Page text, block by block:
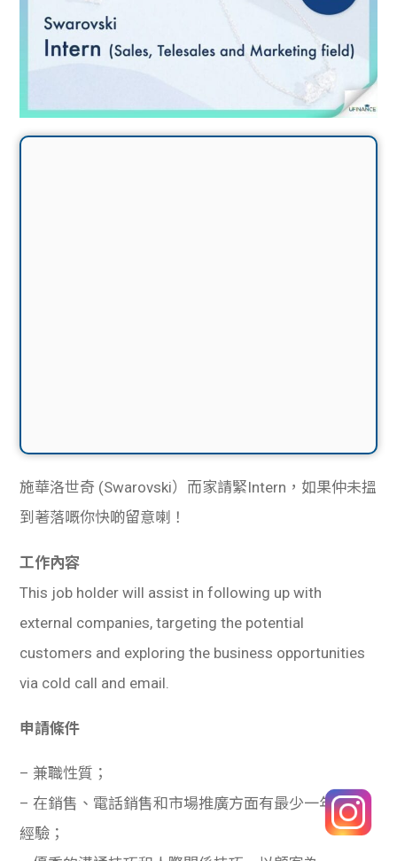
施華洛世奇 (Swarovski）而家請緊Intern，如果仲未搵
到著落嘅你快啲留意喇！
工作內容
This job holder will assist in following up with
external companies, targeting the potential
customers and exploring the business opportunities
via cold call and email.
申請條件
– 兼職性質；
– 在銷售、電話銷售和市場推廣方面有最少一年
經驗；